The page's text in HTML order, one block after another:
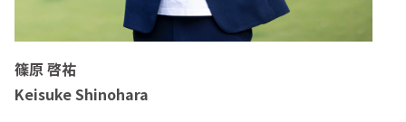
篠原 啓祐
Keisuke Shinohara